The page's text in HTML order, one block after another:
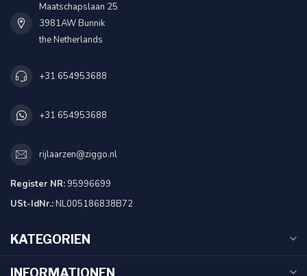
Maatschapslaan 25
3981AW Bunnik
the Netherlands
+31 654953688
+31 654953688
rijlaarzen@ziggo.nl
Register NR:95996699
USt-IdNr.:NL005186838B72
KATEGORIEN
INFORMATIONEN